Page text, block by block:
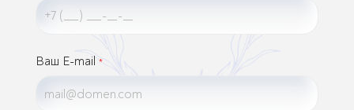
Ваш E-mail *